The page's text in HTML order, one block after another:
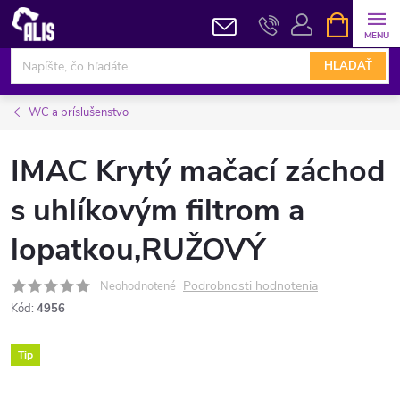
Prejsť
obsah
HĽADAŤ
KOŠÍK
WC a príslušenstvo
IMAC Krytý mačací záchod
s uhlíkovým filtrom a
lopatkou,RUŽOVÝ
Neohodnotené Podrobnosti hodnotenia
Kód: 4956
Tip